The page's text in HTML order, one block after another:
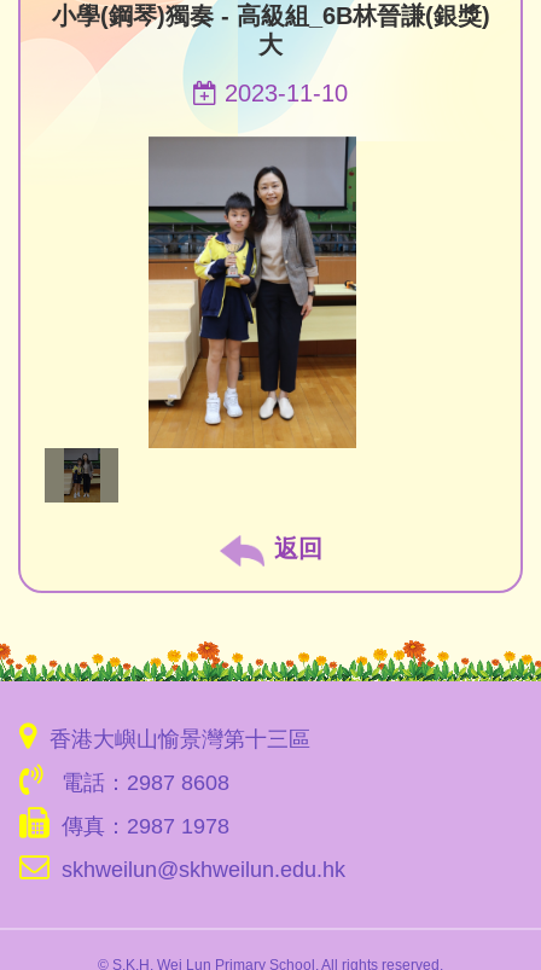
小學(鋼琴)獨奏 - 高級組_6B林晉謙(銀獎)
大
2023-11-10
返回
香港大嶼山愉景灣第十三區
電話：2987 8608
傳真：2987 1978
skhweilun@skhweilun.edu.hk
© S.K.H. Wei Lun Primary School. All rights reserved.